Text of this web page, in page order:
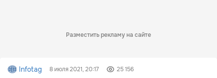
Разместить рекламу на сайте
Infotag 8 июля 2021, 20:17 25 156